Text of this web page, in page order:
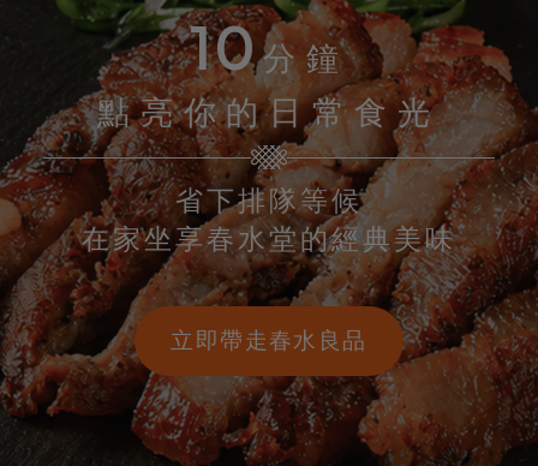
10分鐘
點亮你的日常食光
省下排隊等候
在家坐享春水堂的經典美味
立即帶走春水良品